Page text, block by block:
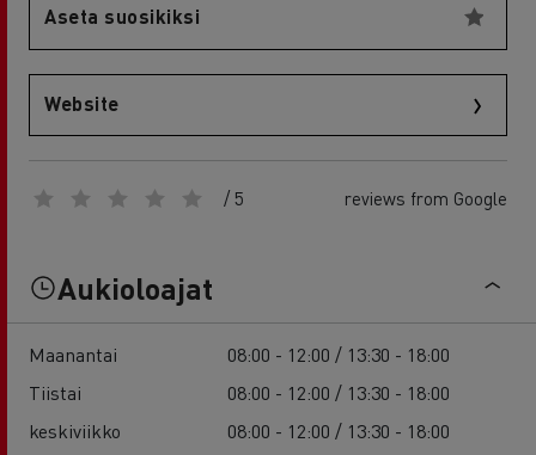
Aseta suosikiksi
Website
/ 5 reviews from Google
Aukioloajat
Maanantai
08:00 - 12:00 / 13:30 - 18:00
Tiistai
08:00 - 12:00 / 13:30 - 18:00
keskiviikko
08:00 - 12:00 / 13:30 - 18:00